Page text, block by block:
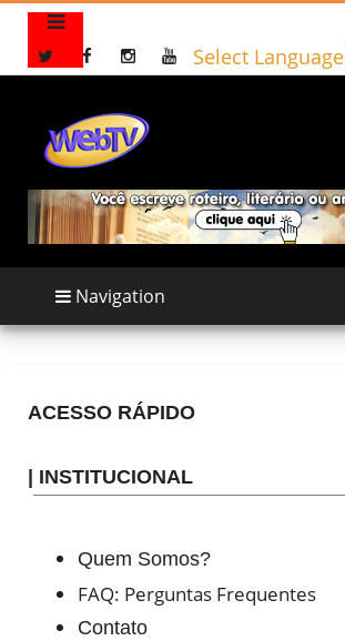
Select Language
Navigation
ACESSO RÁPIDO
| INSTITUCIONAL
Quem Somos?
FAQ: Perguntas Frequentes
Contato